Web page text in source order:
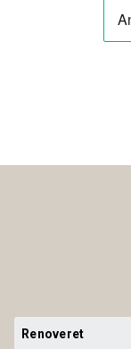
Renoveret